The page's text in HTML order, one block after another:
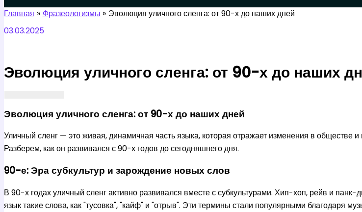
Главная Фразеологизмы
Эволюция уличного сленга: от 90-х до наших дней
03.03.2025
Эволюция уличного сленга: от 90-х до наших
Эволюция уличного сленга: от 90-х до наших дней
Уличный сленг — это живая, динамичная часть языка, которая отражает изменения в обществе и
Разберем, как он развивался с 90-х годов до сегодняшнего дня.
90-е: Эра субкультур и зарождение новых слов
В 90-х годах уличный сленг активно развивался вместе с субкультурами. Хип-хоп, рейв и панк-
язык такие слова, как "тусовка", "кайф" и "отрыв". Эти термины стали популярными благодаря